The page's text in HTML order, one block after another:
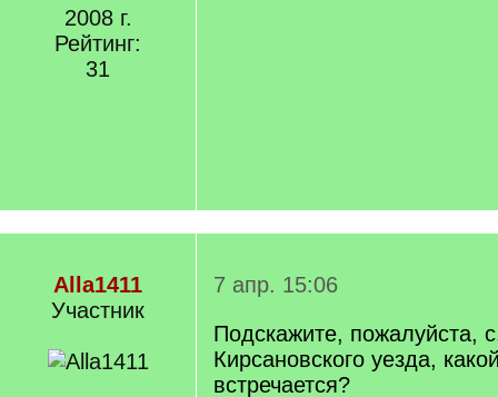
2008 г.
Рейтинг:
31
Alla1411
Участник
7 апр. 15:06
Подскажите, пожалуйста,
Кирсановского уезда,
встречается?